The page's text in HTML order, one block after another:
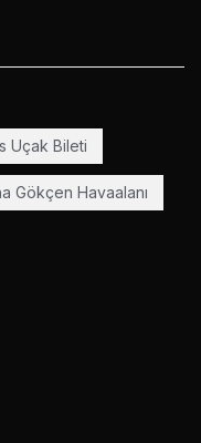
Uçak Bileti
Gökçen Havaalanı